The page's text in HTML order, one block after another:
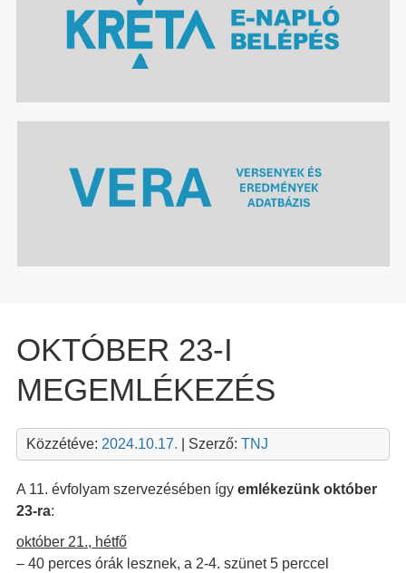
OKTÓBER 23-I
MEGEMLÉKEZÉS
Közzétéve: 2024.10.17. | Szerző: TNJ
A 11. évfolyam szervezésében így emlékezünk október
23-ra:
október 21., hétfő
– 40 perces órák lesznek, a 2-4. szünet 5 perccel